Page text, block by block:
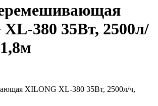
380 35Вт, 2500л/
XILONG XL-380 35Вт, 2500л/ч,